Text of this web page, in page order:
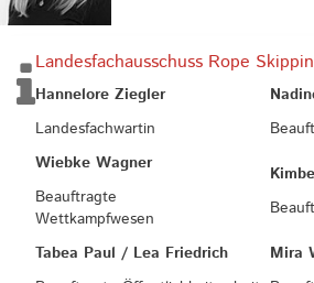
Landesfachausschuss Rope
Hannelore Ziegler
Landesfachwartin
Wiebke Wagner
Beauftragte
Wettkampfwesen
Tabea Paul / Lea Friedrich
Mira